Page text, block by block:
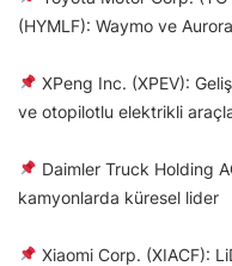
(HYMLF): Waymo ve
XPeng Inc. (XPEV):
ve otopilotlu elektrikli
Daimler Truck Holding
kamyonlarda küresel lider
Xiaomi Corp. (XIACF):